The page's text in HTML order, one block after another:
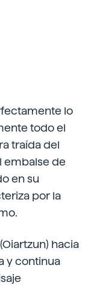
lo
todo el
traída del
embalse de
en su
por la
hacia
y continua